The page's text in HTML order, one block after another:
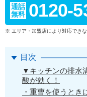
通話
無料 0120-
※ エリア・加盟店により対応できな
目次
▼キッチンの排水
酸が効く！
・重曹を使うとき